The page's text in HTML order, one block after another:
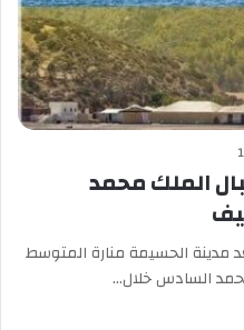
الملك محمد
مدينة الحسيمة منارة المتوسط
السادس خلال…